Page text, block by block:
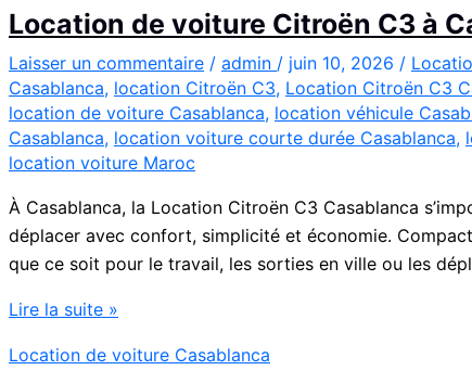
Casablanca
:
Louer
Facilement
Location de voiture Citroën C3 à
Laisser un commentaire / admin / juin 10, 2026 /
Casablanca, location Citroën C3, Location Citroën C3
location de voiture Casablanca, location véhicule
Casablanca, location voiture courte durée Casablanca,
location voiture Maroc
À Casablanca, la Location Citroën C3 Casablanca
déplacer avec confort, simplicité et économie.
que ce soit pour le travail, les sorties en ville ou les
Location
voiture
Lire la suite »
Location de voiture Casablanca